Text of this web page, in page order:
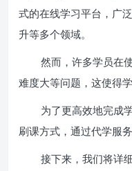
式的在线学习平台，广
升等多个领域。
然而，许多学员在
难度大等问题，这使得
为了更高效地完成
刷课方式，通过代学服
接下来，我们将详